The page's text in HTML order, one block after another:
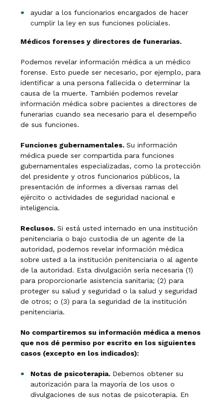
ayudar a los funcionarios encargados de hacer
cumplir la ley en sus funciones policiales.
Médicos forenses y directores de funerarias.
Podemos revelar información médica a un médico
forense. Esto puede ser necesario, por ejemplo, para
identificar a una persona fallecida o determinar la
causa de la muerte. También podemos revelar
información médica sobre pacientes a directores de
funerarias cuando sea necesario para el desempeño
de sus funciones.
Funciones gubernamentales. Su información
médica puede ser compartida para funciones
gubernamentales especializadas, como la protección
del presidente y otros funcionarios públicos, la
presentación de informes a diversas ramas del
ejército o actividades de seguridad nacional e
inteligencia.
Reclusos. Si está usted internado en una institución
penitenciaria o bajo custodia de un agente de la
autoridad, podemos revelar información médica
sobre usted a la institución penitenciaria o al agente
de la autoridad. Esta divulgación sería necesaria (1)
para proporcionarle asistencia sanitaria; (2) para
proteger su salud y seguridad o la salud y seguridad
de otros; o (3) para la seguridad de la institución
penitenciaria.
No compartiremos su información médica a menos
que nos dé permiso por escrito en los siguientes
casos (excepto en los indicados):
Notas de psicoterapia. Debemos obtener su
autorización para la mayoría de los usos o
divulgaciones de sus notas de psicoterapia. En